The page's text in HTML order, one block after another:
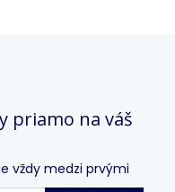
priamo na váš
vždy medzi prvými